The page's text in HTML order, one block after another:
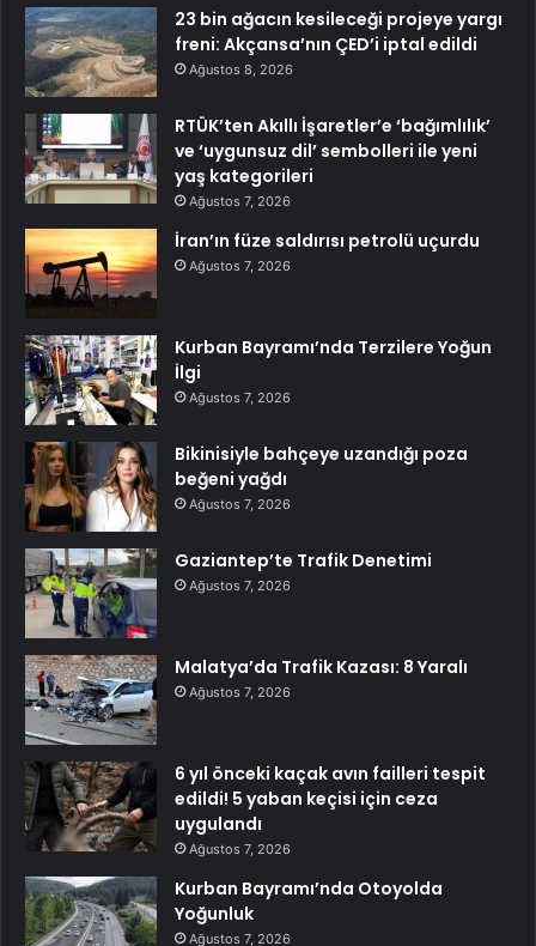
23 bin ağacın kesileceği projeye yargı
freni: Akçansa’nın ÇED’i iptal edildi
Ağustos 8, 2026
RTÜK’ten Akıllı İşaretler’e ‘bağımlılık’
ve ‘uygunsuz dil’ sembolleri ile yeni
yaş kategorileri
Ağustos 7, 2026
İran’ın füze saldırısı petrolü uçurdu
Ağustos 7, 2026
Kurban Bayramı’nda Terzilere Yoğun
İlgi
Ağustos 7, 2026
Bikinisiyle bahçeye uzandığı poza
beğeni yağdı
Ağustos 7, 2026
Gaziantep’te Trafik Denetimi
Ağustos 7, 2026
Malatya’da Trafik Kazası: 8 Yaralı
Ağustos 7, 2026
6 yıl önceki kaçak avın failleri tespit
edildi! 5 yaban keçisi için ceza
uygulandı
Ağustos 7, 2026
Kurban Bayramı’nda Otoyolda
Yoğunluk
Ağustos 7, 2026